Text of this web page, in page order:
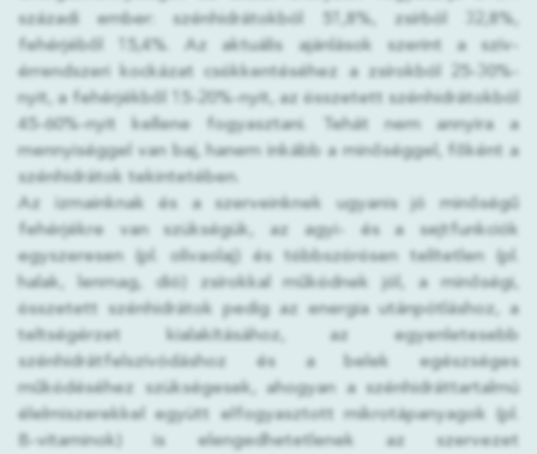
századi ember: szénhidrátokból 51,8%, zsírból 32,8%,
fehérjéből 15,4%. Az aktuális ajánlások szerint a szív-
érrendszeri kockázat csökkentéséhez a zsírokból 25-30%-
nyit, a fehérjékből 15-20%-nyit, az összetett szénhidrátokból
45-60%-nyit kellene fogyasztani. Tehát nem annyira a
mennyiséggel van baj, hanem inkább a minőséggel, főként a
szénhidrátok tekintetében.
Az izmainknak és a szerveinknek ugyanis jó minőségű
fehérjékre van szükségük, az agyi- és a sejtfunkciók
egyszeresen (pl. olívaolaj) és többszörösen telítetlen (pl.
halak, lenmag, dió) zsírokkal működnek jól, a minőségi,
összetett szénhidrátok pedig az energia utánpótláshoz, a
teltségérzet kialakításához, az egyenletesebb
szénhidrátfelszívódáshoz és a belek egészséges
működéséhez szükségesek, ahogyan a szénhidráttartalmú
élelmiszerekkel együtt elfogyasztott mikrotápanyagok (pl.
B-vitaminok) is elengedhetetlenek az szervezet